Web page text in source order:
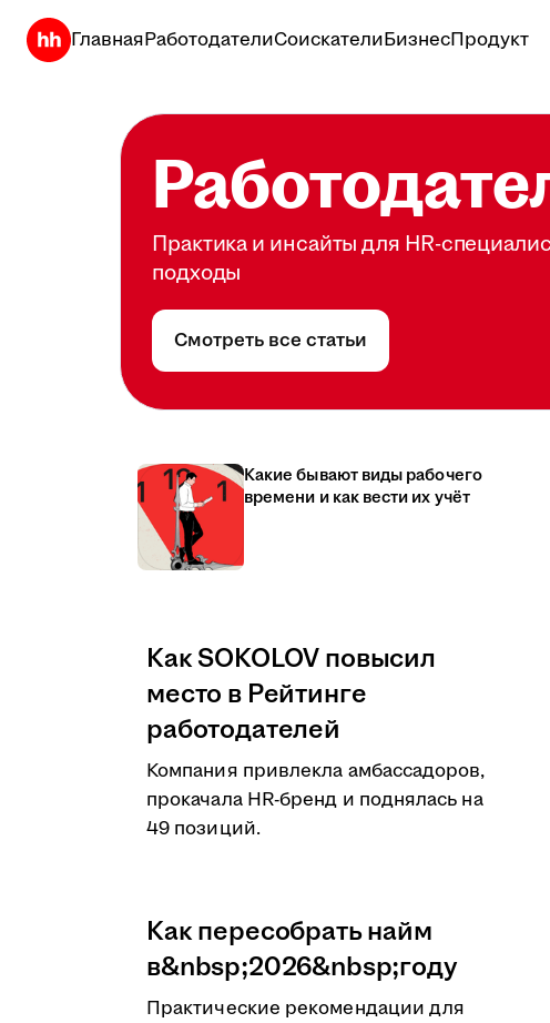
ГлавнаяРаботодателиСоискателиБизнесПродукт
Практика и инсайты для HR-
подходы
Смотреть все статьи
Какие бывают виды рабочего
времени и как вести их учёт
Как SOKOLOV повысил
место в Рейтинге
работодателей
Компания привлекла амбассадоров,
прокачала HR-бренд и поднялась на
49 позиций.
Как пересобрать найм
в&nbsp;2026&nbsp;году
Практические рекомендации для